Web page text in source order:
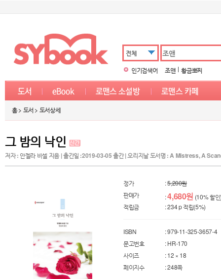
전체
인기검색어
조앤 황금뽀찌
홈 > 도서 > 도서상세
그 밤의 낙인
저자 : 안젤라 비셀 지음 | 출간일 :2019-03-05 출간 | 오리지날 도서명 : A Mistress, A
정가 :5,200원
판매가
:4,680원 (10% 할
적립금
: 234 p 적립(5%)
ISBN
: 979-11-325-3657-4
문고번호
: HR-170
사이즈
: 12 × 18
페이지수
: 248쪽